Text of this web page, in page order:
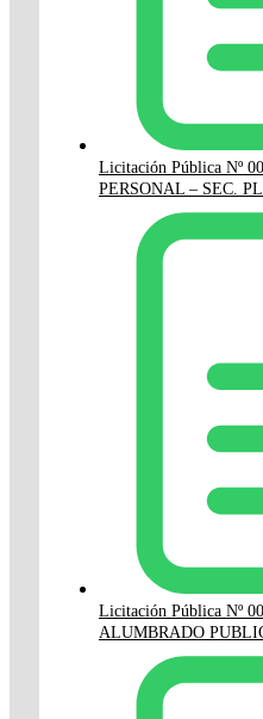
Licitación Pública Nº
PERSONAL – SEC.
Licitación Pública Nº
ALUMBRADO